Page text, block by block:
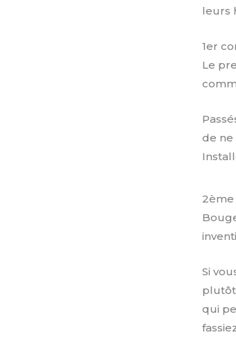
leurs
1er
Le
de ne
2ème
Si
plutôt
qui